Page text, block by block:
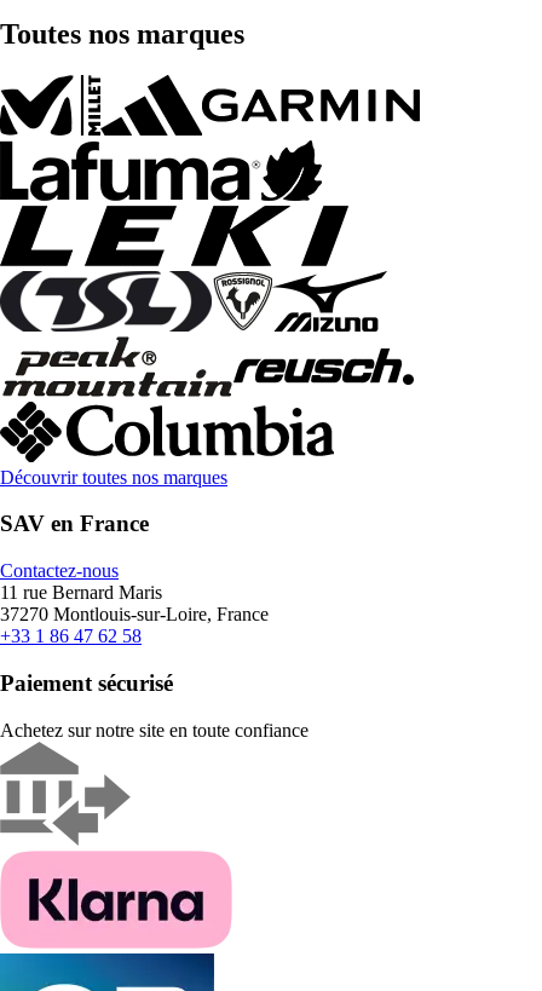
Toutes nos marques
Découvrir toutes nos marques
SAV en France
Contactez-nous
11 rue Bernard Maris
37270 Montlouis-sur-Loire, France
+33 1 86 47 62 58
Paiement sécurisé
Achetez sur notre site en toute confiance